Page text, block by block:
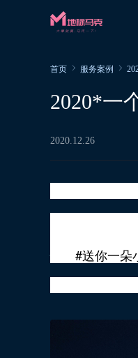
首页 服务案例
2020*一
2020.12.26
#送你一朵